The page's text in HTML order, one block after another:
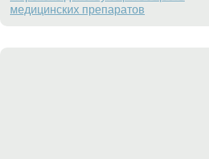
медицинских препаратов